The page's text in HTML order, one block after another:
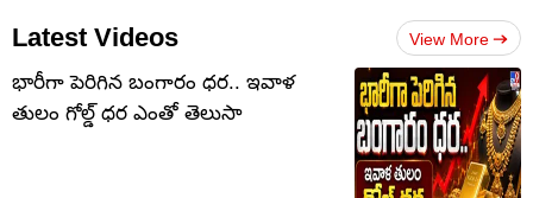
Latest Videos View More
భారీగా పెరిగిన బంగారం ధర.. ఇవాళ
తులం గోల్డ్‌ ధర ఎంతో తెలుసా